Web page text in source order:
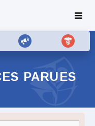
PARUES